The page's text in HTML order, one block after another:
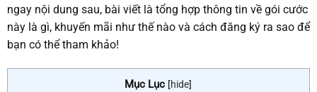
ngay nội dung sau, bài viết là tổng hợp thông tin về gói cước
này là gì, khuyến mãi như thế nào và cách đăng ký ra sao để
bạn có thể tham khảo!
Mục Lục [hide]